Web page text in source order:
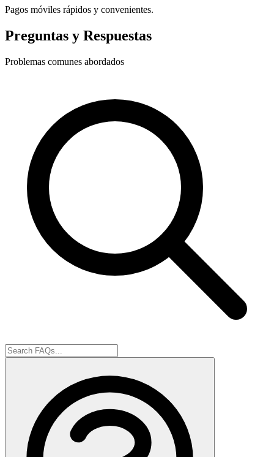
Pagos móviles rápidos y convenientes.
Preguntas y Respuestas
Problemas comunes abordados